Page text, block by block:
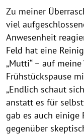
Zu meiner
viel
Anwesenheit
Feld hat eine
„Mutti“ – auf
Frühstückspause
„Endlich schaut
anstatt es für
gab es auch einige
gegenüber